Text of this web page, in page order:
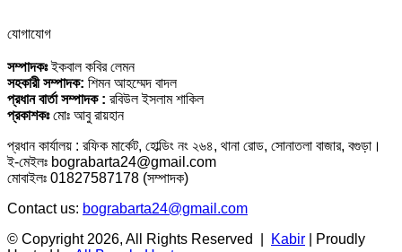
যোগাযোগ
সম্পাদকঃইকবাল কবির লেমন
সহকারী সম্পাদক: শিমন আহম্মেদ বাদল
প্রধান বার্তা সম্পাদক : রবিউল ইসলাম শাকিল
প্রকাশকঃমোঃ আবু রায়হান
প্রধান কার্যালয় : রফিক মার্কেট, হোল্ডিং নং ২৬৪, থানা রোড, সোনাতলা বাজার, বগুড়া।
ই-মেইলঃ bograbarta24@gmail.com
মোবাইলঃ 01827587178 (সম্পাদক)
Contact us: bograbarta24@gmail.com
© Copyright 2026, All Rights Reserved |
Kabir | Proudly